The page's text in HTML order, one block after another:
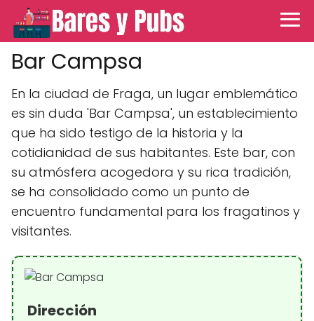
Bar Campsa
En la ciudad de Fraga, un lugar emblemático
es sin duda 'Bar Campsa', un establecimiento
que ha sido testigo de la historia y la
cotidianidad de sus habitantes. Este bar, con
su atmósfera acogedora y su rica tradición,
se ha consolidado como un punto de
encuentro fundamental para los fragatinos y
visitantes.
Dirección